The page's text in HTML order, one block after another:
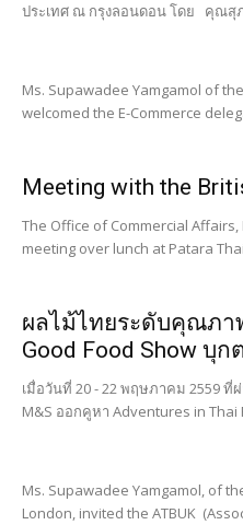
ประเทศ ณ กรุงลอนดอน โดย คุณสุ
Ms. Supawadee Yamgamol of
welcomed the E-Commerce
Meeting with the
The Office of Commercial
meeting over lunch at Patara
ผลไม้ไทยระดับคุณภา
Good Food Show บุก
เมื่อวันที่ 20 - 22 พฤษภาคม 2559
M&S ออกคูหา Adventures in Thai
Ms. Supawadee Yamgamol, of
London, invited the ATBUK